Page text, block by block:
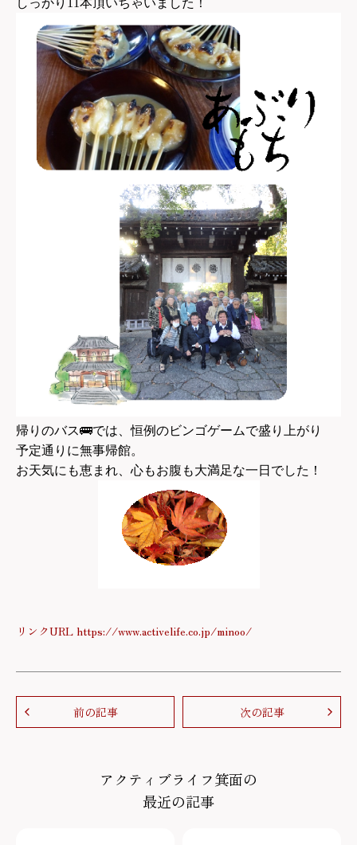
しっかり11本頂いちゃいました！
帰りのバス🚌では、恒例のビンゴゲームで盛り上がり
予定通りに無事帰館。
お天気にも恵まれ、心もお腹も大満足な一日でした！
リンクURL https://www.activelife.co.jp/minoo/
前の記事 次の記事
アクティブライフ箕面の
最近の記事